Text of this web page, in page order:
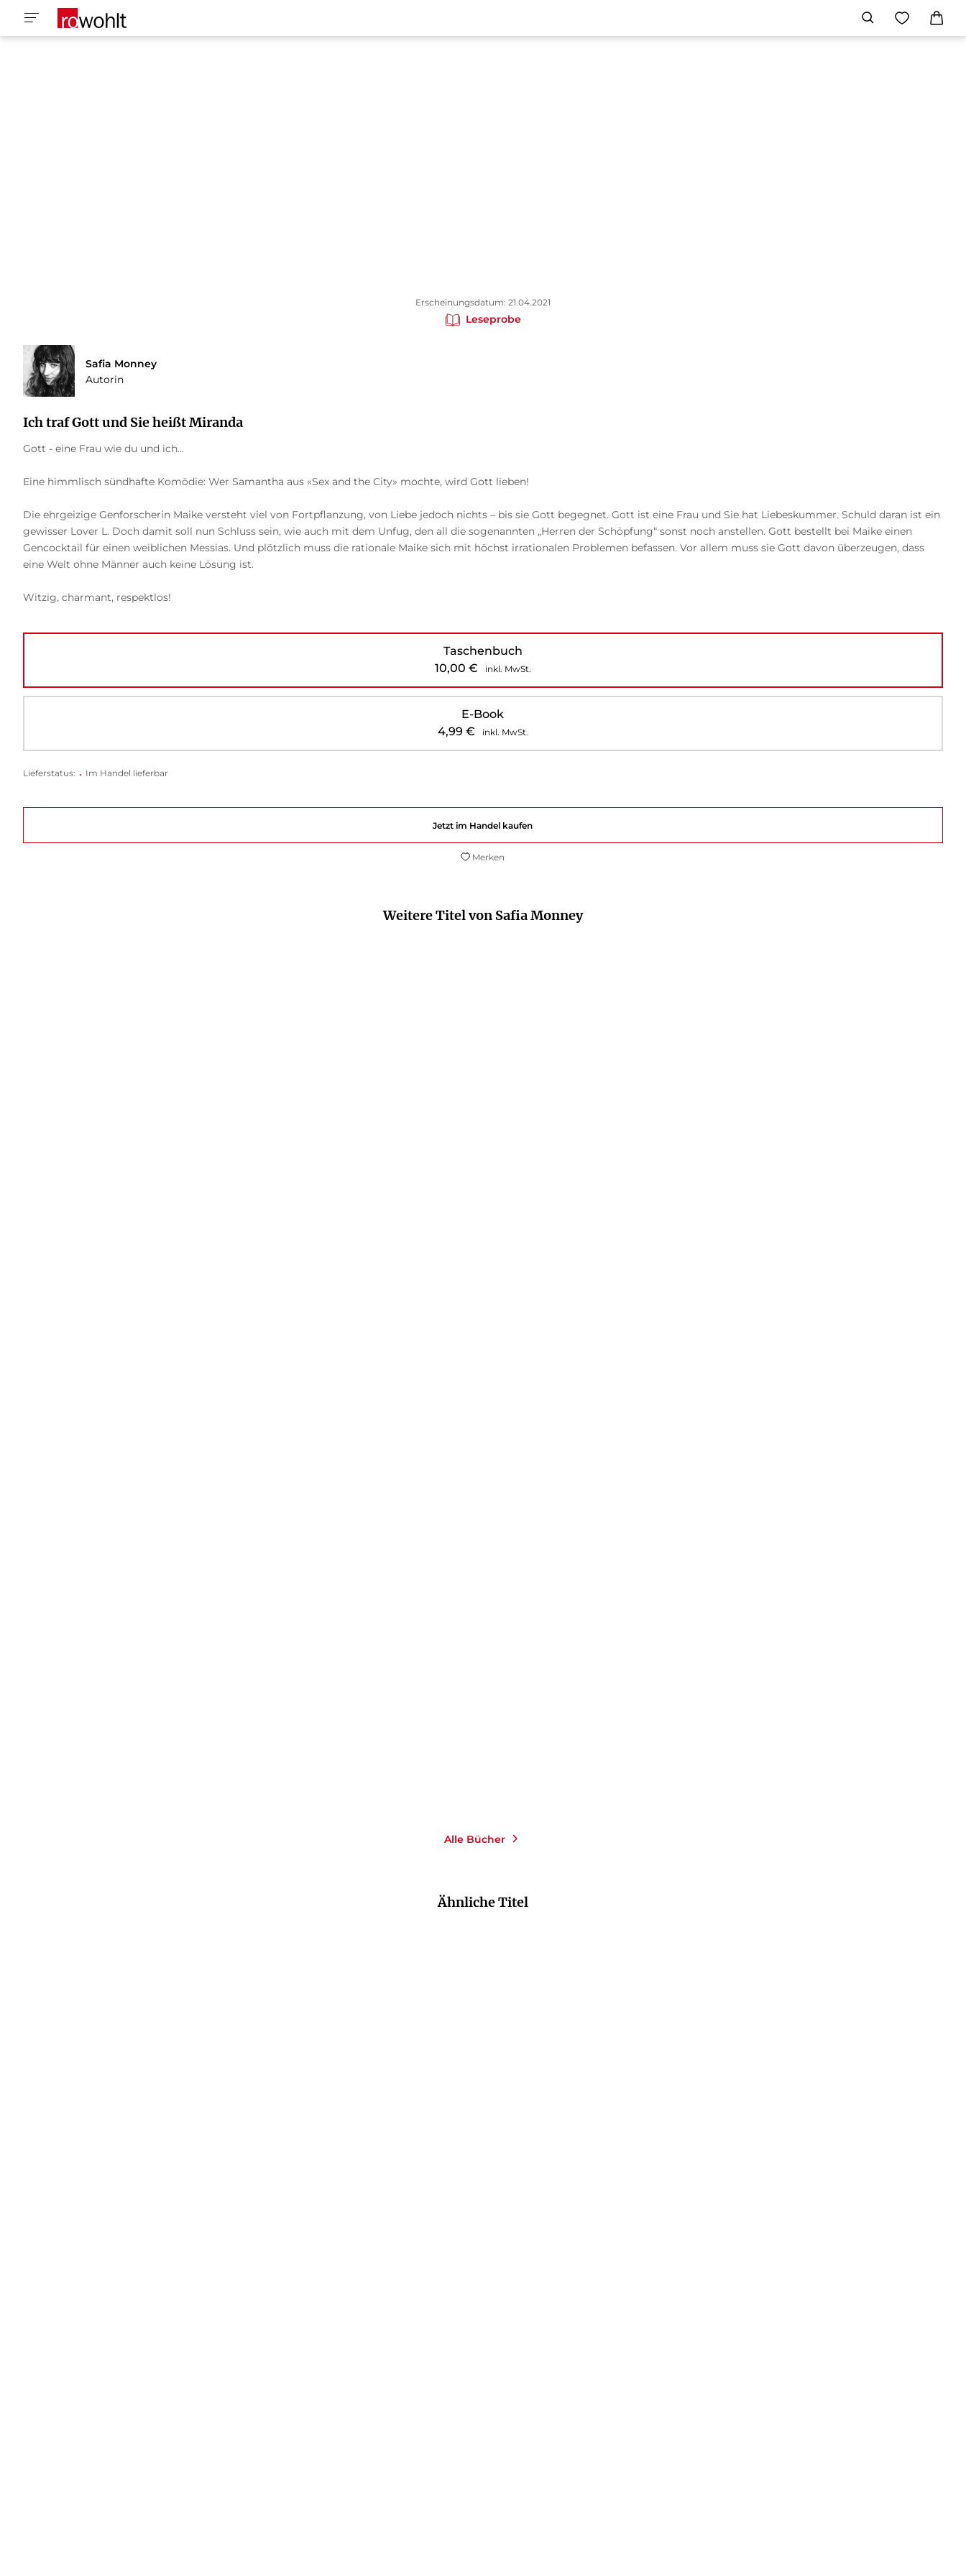
Erscheinungsdatum: 21.04.2021
Leseprobe
Safia Monney
Autorin
Ich traf Gott und Sie heißt Miranda
Gott - eine Frau wie du und ich...
Eine himmlisch sündhafte Komödie: Wer Samantha aus «Sex and the City» mochte, wird Gott lieben!
Die ehrgeizige Genforscherin Maike versteht viel von Fortpflanzung, von Liebe jedoch nichts – bis sie Gott begegnet. Gott ist eine Frau und Sie hat Liebeskummer. Schuld daran ist ein
gewisser Lover L. Doch damit soll nun Schluss sein, wie auch mit dem Unfug, den all die sogenannten „Herren der Schöpfung“ sonst noch anstellen. Gott bestellt bei Maike einen
Gencocktail für einen weiblichen Messias. Und plötzlich muss die rationale Maike sich mit höchst irrationalen Problemen befassen. Vor allem muss sie Gott davon überzeugen, dass
eine Welt ohne Männer auch keine Lösung ist.
Witzig, charmant, respektlos!
Taschenbuch
10,00 € inkl. MwSt.
E-Book
4,99 € inkl. MwSt.
Lieferstatus: • Im Handel lieferbar
Jetzt im Handel kaufen
Merken
Weitere Titel von Safia Monney
Alle Bücher
Ähnliche Titel